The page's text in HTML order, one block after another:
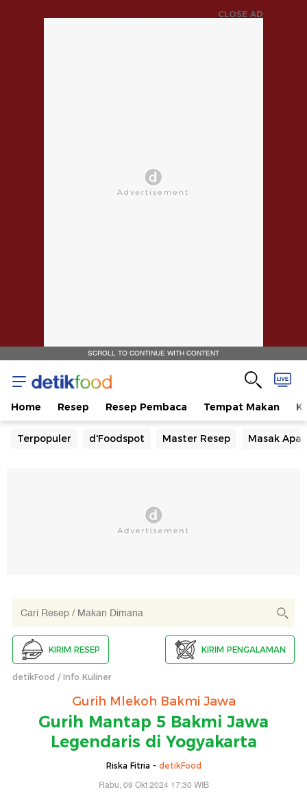
CLOSE AD
SCROLL TO CONTINUE WITH CONTENT
Home Resep Resep Pembaca Tempat Makan
Terpopuler d'Foodspot Master Resep Masak Apa
KIRIM RESEP KIRIM PENGALAMAN
detikFood Info Kuliner
Gurih Mlekoh Bakmi Jawa
Gurih Mantap 5 Bakmi Jawa
Legendaris di Yogyakarta
Riska Fitria - detikFood
Rabu, 09 Okt 2024 17:30 WIB